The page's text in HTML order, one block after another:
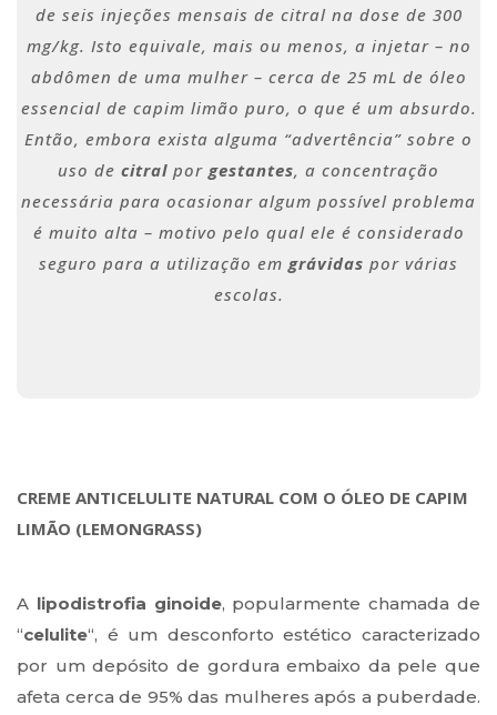
de seis injeções mensais de citral na dose de 300
mg/kg. Isto equivale, mais ou menos, a injetar – no
abdômen de uma mulher – cerca de 25 mL de óleo
essencial de capim limão puro, o que é um absurdo.
Então, embora exista alguma “advertência” sobre o
uso de citral por gestantes, a concentração
necessária para ocasionar algum possível problema
é muito alta – motivo pelo qual ele é considerado
seguro para a utilização em grávidas por várias
escolas.
CREME ANTICELULITE NATURAL COM O ÓLEO DE CAPIM
LIMÃO (LEMONGRASS)
A lipodistrofia ginoide, popularmente chamada de
“celulite“, é um desconforto estético caracterizado
por um depósito de gordura embaixo da pele que
afeta cerca de 95% das mulheres após a puberdade.